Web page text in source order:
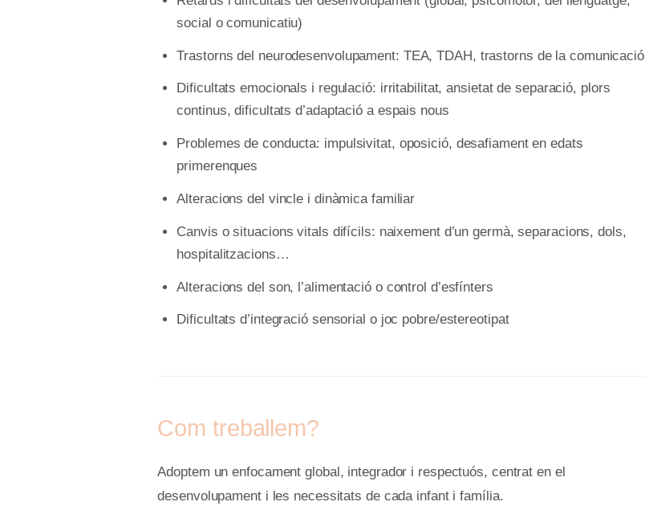
social o comunicatiu)
Trastorns del neurodesenvolupament: TEA, TDAH, trastorns de la comunicació
Dificultats emocionals i regulació: irritabilitat, ansietat de separació, plors
continus, dificultats d’adaptació a espais nous
Problemes de conducta: impulsivitat, oposició, desafiament en edats
primerenques
Alteracions del vincle i dinàmica familiar
Canvis o situacions vitals difícils: naixement d’un germà, separacions, dols,
hospitalitzacions…
Alteracions del son, l’alimentació o control d’esfínters
Dificultats d’integració sensorial o joc pobre/estereotipat
Com treballem?
Adoptem un enfocament global, integrador i respectuós, centrat en el
desenvolupament i les necessitats de cada infant i família.